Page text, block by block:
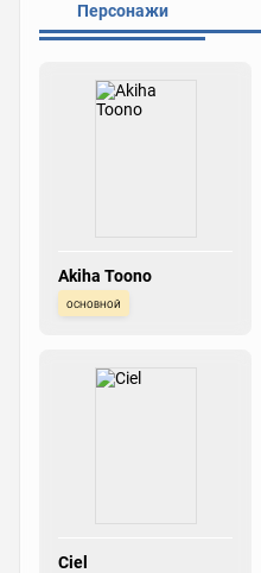
Персонажи
Akiha Toono
основной
Ciel